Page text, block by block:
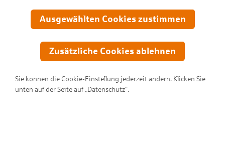
Übertragung anonymisiert.
Ausgewählten Cookies zustimmen
Zusätzliche Cookies ablehnen
Sie können die Cookie-Einstellung jederzeit ändern. Klicken Sie
unten auf der Seite auf „Datenschutz“.